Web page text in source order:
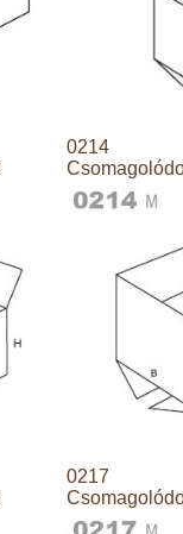
0214
0217